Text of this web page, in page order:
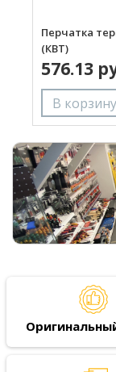
Перчатка
(КВТ)
576.13